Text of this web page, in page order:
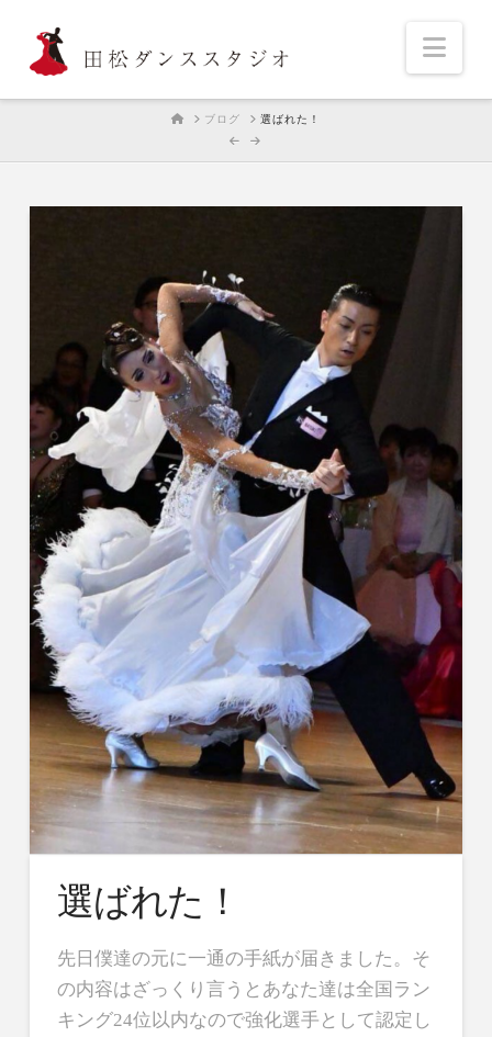
HOMEブログ 選ばれた！
選ばれた！
先日僕達の元に一通の手紙が届きました。そ
の内容はざっくり言うとあなた達は全国ラン
キング24位以内なので強化選手として認定し